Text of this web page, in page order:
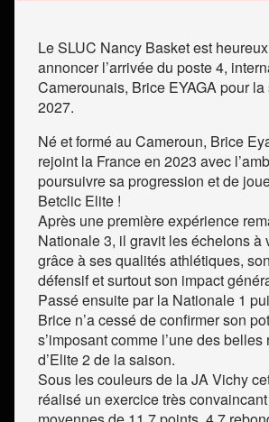
Le SLUC Nancy Basket est
annoncer l’arrivée du poste 4,
Camerounais, Brice EYAGA pour
2027.
Né et formé au Cameroun, Brice
rejoint la France en 2023 avec
poursuivre sa progression et de
Betclic Elite !
Après une première expérience
Nationale 3, il gravit les échelons à
grâce à ses qualités athlétiques,
défensif et surtout son impact
Passé ensuite par la Nationale 1
Brice n’a cessé de confirmer son
s’imposant comme l’une des belles
d’Elite 2 de la saison.
Sous les couleurs de la JA Vichy
réalisé un exercice très